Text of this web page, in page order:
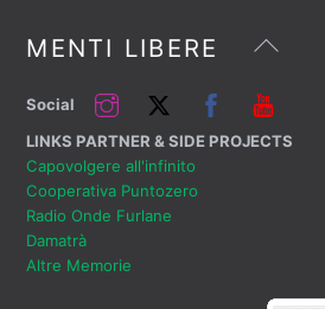
Back
MENTI LIBERE
Social
LINKS PARTNER & SIDE PROJECTS
Capovolgere all'infinito
Cooperativa Puntozero
Radio Onde Furlane
Damatrà
Altre Memorie